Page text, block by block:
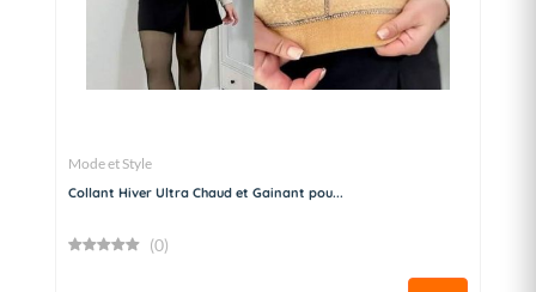
Mode et Style
Collant Hiver Ultra Chaud et Gainant pou...
(0)